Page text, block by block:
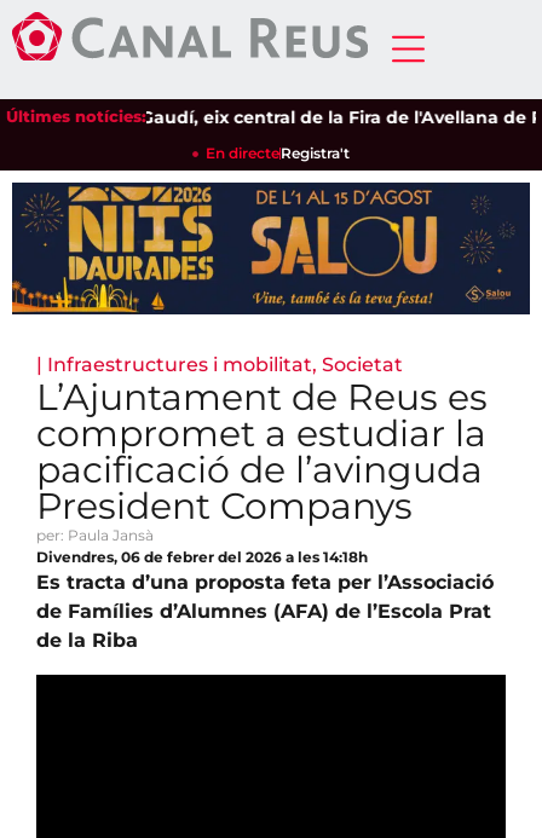
Últimes notícies:
L'univers Gaudí, eix central de la Fira de l'Avellana de
En directeRegistra't
| Infraestructures i mobilitat, Societat
L’Ajuntament de Reus es
compromet a estudiar la
pacificació de l’avinguda
President Companys
per: Paula Jansà
Divendres, 06 de febrer del 2026 a les 14:18h
Es tracta d’una proposta feta per l’Associació
de Famílies d’Alumnes (AFA) de l’Escola Prat
de la Riba